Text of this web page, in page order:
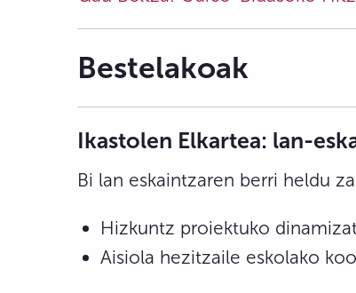
Bestelakoak
Ikastolen Elkartea: lan-
Bi lan eskaintzaren berri heldu
Hizkuntz proiektuko
Aisiola hezitzaile eskolako